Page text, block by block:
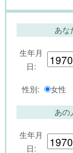
あな
生年月
日:
性別: 女性
あの
生年月
日: